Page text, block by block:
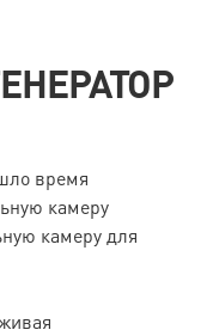
время
камеру
камеру для